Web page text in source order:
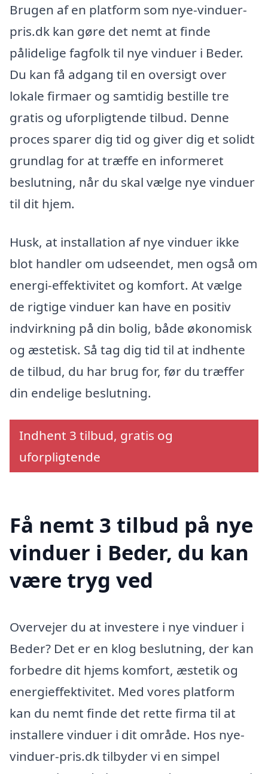
Brugen af en platform som nye-vinduer-
pris.dk kan gøre det nemt at finde
pålidelige fagfolk til nye vinduer i Beder.
Du kan få adgang til en oversigt over
lokale firmaer og samtidig bestille tre
gratis og uforpligtende tilbud. Denne
proces sparer dig tid og giver dig et solidt
grundlag for at træffe en informeret
beslutning, når du skal vælge nye vinduer
til dit hjem.
Husk, at installation af nye vinduer ikke
blot handler om udseendet, men også om
energi-effektivitet og komfort. At vælge
de rigtige vinduer kan have en positiv
indvirkning på din bolig, både økonomisk
og æstetisk. Så tag dig tid til at indhente
de tilbud, du har brug for, før du træffer
din endelige beslutning.
Indhent 3 tilbud, gratis og
uforpligtende
Få nemt 3 tilbud på nye
vinduer i Beder, du kan
være tryg ved
Overvejer du at investere i nye vinduer i
Beder? Det er en klog beslutning, der kan
forbedre dit hjems komfort, æstetik og
energieffektivitet. Med vores platform
kan du nemt finde det rette firma til at
installere vinduer i dit område. Hos nye-
vinduer-pris.dk tilbyder vi en simpel